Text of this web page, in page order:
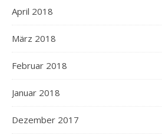
April 2018
März 2018
Februar 2018
Januar 2018
Dezember 2017